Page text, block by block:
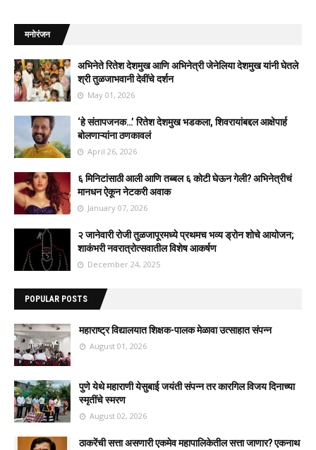
मनोरंजन
अभिनेते रितेश देशमुख आणि अभिनेत्री जेनेलिया देशमुख यांनी घेतले
श्री तुळजाभवानी देवींचे दर्शन
May 01, 2026
‘हे संतापजनक…’ रितेश देशमुख भडकला, शिवरायांबद्दल आक्षेपार्ह
बोलणाऱ्यांना ठणकावलं
April 26, 2026
६ मिनिटांसाठी आली आणि तब्बल ६ कोटी घेऊन गेली? अभिनेत्रीचं
मानधन ऐकून नेटकरी अवाक
January 07, 2026
२ जानेवारी रोजी तुळजापूरमध्ये प्रथमच भव्य ड्रोन शोचे आयोजन;
शाकंभरी नवरात्रोत्सवातील विशेष आकर्षण
December 24, 2025
POPULAR POSTS
महाराष्ट्र विद्यालयात शिक्षक-पालक मेळावा उत्साहात संपन्न
August 01, 2026
पुणे येथे महाराणी येसुबाई जयंती संपन्न तर कारगिल विजय दिनाच्या
स्मृतींचे स्मरण
August 02, 2026
ठाकरेंची सत्ता असणारी एकमेव महापालिकेतील सत्ता जाणार? एकनाथ